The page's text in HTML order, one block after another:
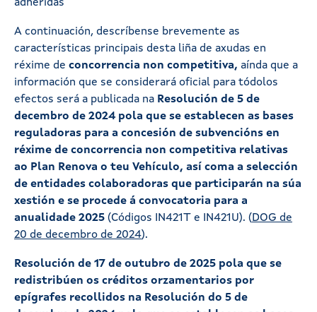
adheridas
A continuación, descríbense brevemente as
características principais desta liña de axudas en
réxime de concorrencia non competitiva, aínda que a
información que se considerará oficial para tódolos
efectos será a publicada na Resolución de 5 de
decembro de 2024 pola que se establecen as bases
reguladoras para a concesión de subvencións en
réxime de concorrencia non competitiva relativas
ao Plan Renova o teu Vehículo, así coma a selección
de entidades colaboradoras que participarán na súa
xestión e se procede á convocatoria para a
anualidade 2025 (Códigos IN421T e IN421U). ( DOG de
20 de decembro de 2024).
Resolución de 17 de outubro de 2025 pola que se
redistribúen os créditos orzamentarios por
epígrafes recollidos na Resolución do 5 de